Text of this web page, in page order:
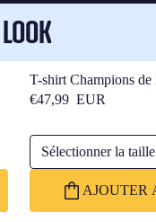
T-shirt Champions
Barça
€47,99 EUR
Sélectionner la taille
AJOUTER